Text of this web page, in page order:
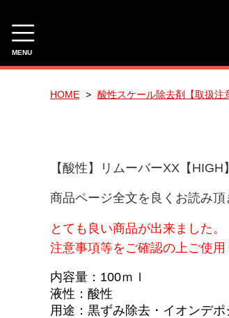
MENU
新ゲット企画（ご感想を頂けるお客様への
3種類のPHシャンプーのご提案【研究開発
CATEGORY
HOME 酸性スケール除去剤【取扱注
【酸性】リムーバーXX【
商品ページ全文を良くお読み頂
とても良い商品が出来ました。
注意事項等をご確認の上ご使
内容量：100ｍｌ
液性：酸性
用途：黒ずみ除去・イオンデ